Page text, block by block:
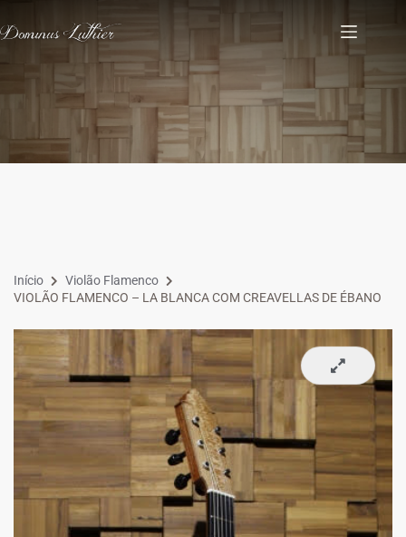
Início
Violão Flamenco
VIOLÃO FLAMENCO – LA BLANCA COM CREAVELLAS DE ÉBANO